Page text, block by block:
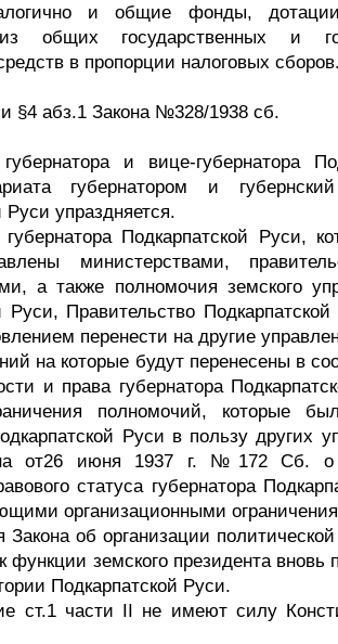
и общие фонды,
общих государственных и
в пропорции налоговых
§4 абз.1 Закона №328/1938 сб.
и вице-губернатора
губернатором и
Руси упраздняется.
Подкарпатской Руси,
министерствами,
а также полномочия земского
Руси, Правительство
перенести на другие
на которые будут перенесены в
и права губернатора
полномочий, которые
Руси в пользу других
от26 июня 1937 г. №172 Сб. о
статуса губернатора
организационными
Закона об организации
функции земского президента вновь
Подкарпатской Руси.
ст.1 части II не имеют силу